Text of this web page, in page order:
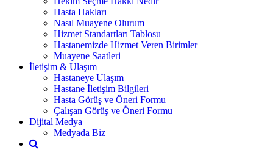
Hasta Hakları
Nasıl Muayene Olurum
Hizmet Standartları Tablosu
Hastanemizde Hizmet Veren Birimler
Muayene Saatleri
İletişim & Ulaşım
Hastaneye Ulaşım
Hastane İletişim Bilgileri
Hasta Görüş ve Öneri Formu
Çalışan Görüş ve Öneri Formu
Dijital Medya
Medyada Biz